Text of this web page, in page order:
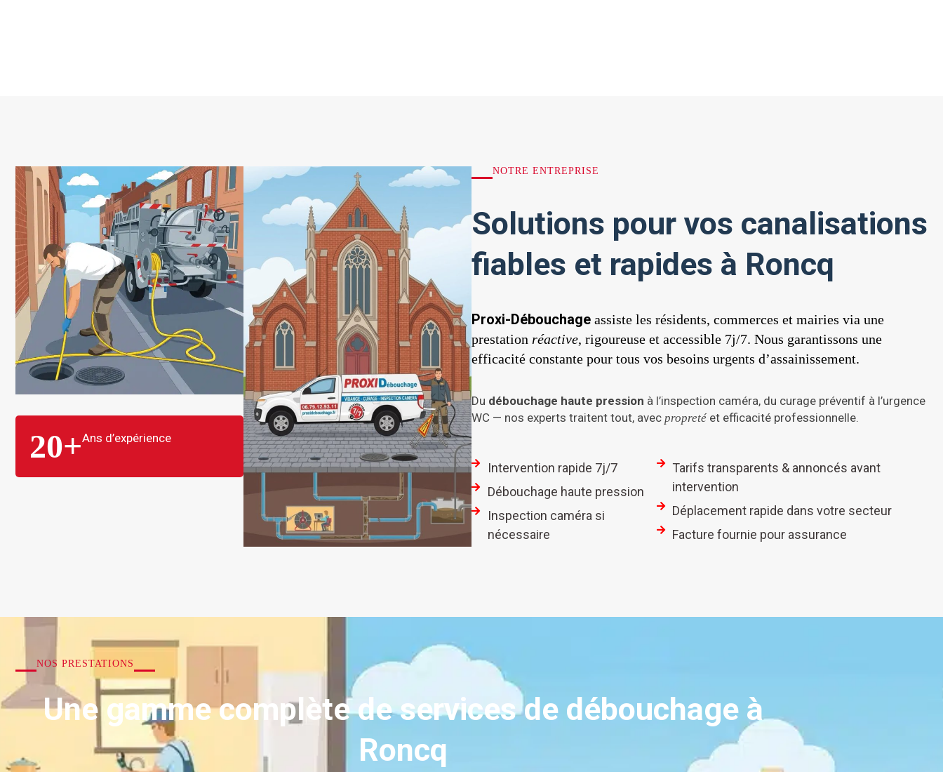
20+Ans d’expérience
NOTRE ENTREPRISE
Solutions pour vos canalisations
fiables et rapides à Roncq
Proxi-Débouchage assiste les résidents, commerces et mairies via une
prestation réactive, rigoureuse et accessible 7j/7. Nous garantissons une
efficacité constante pour tous vos besoins urgents d’assainissement.
Du débouchage haute pression à l’inspection caméra, du curage préventif à l’urgence
WC — nos experts traitent tout, avec propreté et efficacité professionnelle.
Intervention rapide 7j/7
Débouchage haute pression
Inspection caméra si
nécessaire
Tarifs transparents & annoncés avant
intervention
Déplacement rapide dans votre secteur
Facture fournie pour assurance
NOS PRESTATIONS
Une gamme complète de services de débouchage à
Roncq